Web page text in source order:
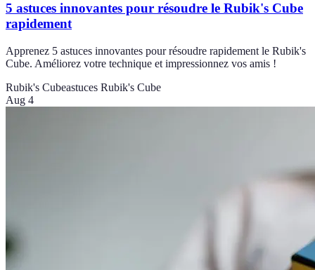
5 astuces innovantes pour résoudre le Rubik's Cube
rapidement
Apprenez 5 astuces innovantes pour résoudre rapidement le Rubik's
Cube. Améliorez votre technique et impressionnez vos amis !
Rubik's Cubeastuces Rubik's Cube
Aug 4